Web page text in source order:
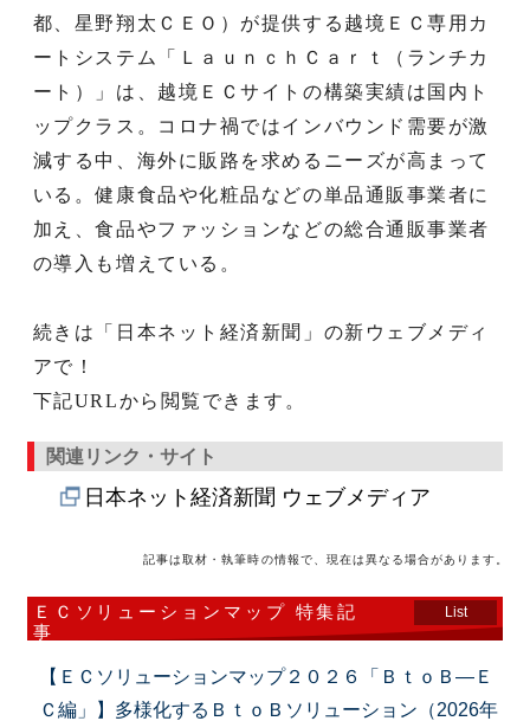
都、星野翔太ＣＥＯ）が提供する越境ＥＣ専用カ
ートシステム「ＬａｕｎｃｈＣａｒｔ（ランチカ
ート）」は、越境ＥＣサイトの構築実績は国内ト
ップクラス。コロナ禍ではインバウンド需要が激
減する中、海外に販路を求めるニーズが高まって
いる。健康食品や化粧品などの単品通販事業者に
加え、食品やファッションなどの総合通販事業者
の導入も増えている。
続きは「日本ネット経済新聞」の新ウェブメディ
アで！
下記URLから閲覧できます。
関連リンク・サイト
日本ネット経済新聞 ウェブメディア
記事は取材・執筆時の情報で、現在は異なる場合があります。
ＥＣソリューションマップ 特集記
事
List
【ＥＣソリューションマップ２０２６「ＢｔｏＢ―Ｅ
Ｃ編」】多様化するＢｔｏＢソリューション（2026年